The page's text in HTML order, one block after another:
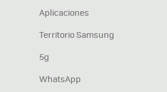
Aplicaciones
Territorio Samsung
5g
WhatsApp